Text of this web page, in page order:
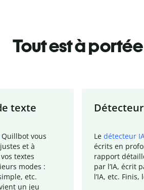
Tout est à
texte
Quillbot vous
et à
textes
modes :
etc.
un jeu
Le détecteur
écrits en
rapport
par l’IA, écrit
l’IA, etc. Finis,